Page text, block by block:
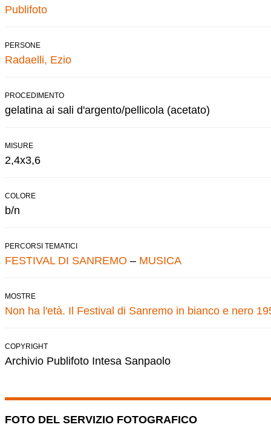
Publifoto
PERSONE
Radaelli, Ezio
PROCEDIMENTO
gelatina ai sali d'argento/pellicola (acetato)
MISURE
2,4x3,6
COLORE
b/n
PERCORSI TEMATICI
FESTIVAL DI SANREMO – MUSICA
MOSTRE
Non ha l'età. Il Festival di Sanremo in bianco e nero
COPYRIGHT
Archivio Publifoto Intesa Sanpaolo
FOTO DEL SERVIZIO FOTOGRAFICO